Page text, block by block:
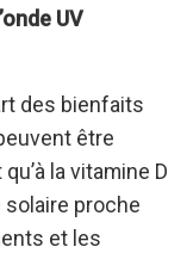
UV
des bienfaits
être
la vitamine D
solaire proche
et les